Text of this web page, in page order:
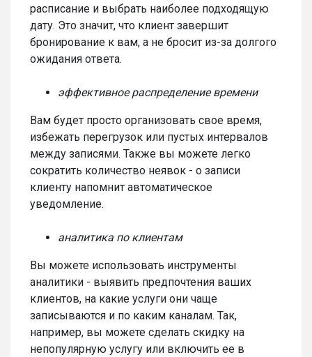
расписание и выбрать наиболее подходящую
дату. Это значит, что клиент завершит
бронирование к вам, а не бросит из-за долгого
ожидания ответа.
эффективное распределение времени
Вам будет просто организовать свое время,
избежать перегрузок или пустых интервалов
между записями. Также вы можете легко
сократить количество неявок - о записи
клиенту напомнит автоматическое
уведомление.
аналитика по клиентам
Вы можете использовать инструменты
аналитики - выявить предпочтения ваших
клиентов, на какие услуги они чаще
записываются и по каким каналам. Так,
например, вы можете сделать скидку на
непопулярную услугу или включить ее в